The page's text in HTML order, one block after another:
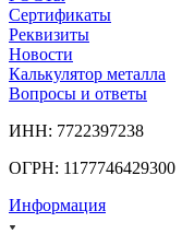
Сертификаты
Реквизиты
Новости
Калькулятор металла
Вопросы и ответы
ИНН: 7722397238
ОГРН: 1177746429300
Информация